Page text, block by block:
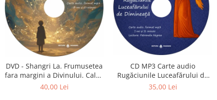
DVD - Shangri La. Frumusetea
fara margini a Divinului. Calea
catre fericire
40,00 Lei
CD MP3 Carte audio
Rugăciunile Luceafărului de
dimineață
35,00 Lei